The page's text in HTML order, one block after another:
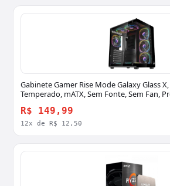
Gabinete Gamer Rise Mode Galaxy Glass
Temperado, mATX, Sem Fonte, Sem Fan,
R$ 149,99
12x de R$ 12,50